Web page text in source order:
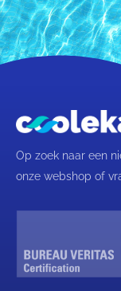
Op zoek naar een
onze webshop of